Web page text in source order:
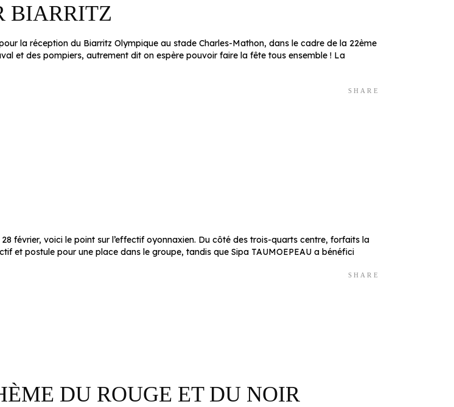
BIARRITZ
la réception du Biarritz Olympique au stade Charles-Mathon, dans le cadre de la 22ème
et des pompiers, autrement dit on espère pouvoir faire la fête tous ensemble ! La
SHARE
février, voici le point sur l’effectif oyonnaxien. Du côté des trois-quarts centre, forfaits la
et postule pour une place dans le groupe, tandis que Sipa TAUMOEPEAU a bénéfici
SHARE
DU ROUGE ET DU NOIR